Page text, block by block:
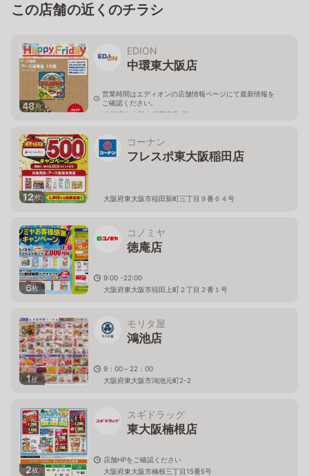
この店舗の近くのチラシ
48枚
EDION
中環東大阪店
営業時間はエディオンの店舗情報ページにて最新情報を
ご確認ください。
大阪府東大阪市稲田三島町3-88
12枚
コーナン
フレスポ東大阪稲田店
大阪府東大阪市稲田新町三丁目９番６４号
6枚
コノミヤ
徳庵店
9:00 -22:00
大阪府東大阪市稲田上町２丁目２番１号
1枚
モリタ屋
鴻池店
9：00～22：00
大阪府東大阪市鴻池元町2-2
2枚
スギドラッグ
東大阪楠根店
店舗HPをご確認ください
大阪府東大阪市楠根三丁目15番5号